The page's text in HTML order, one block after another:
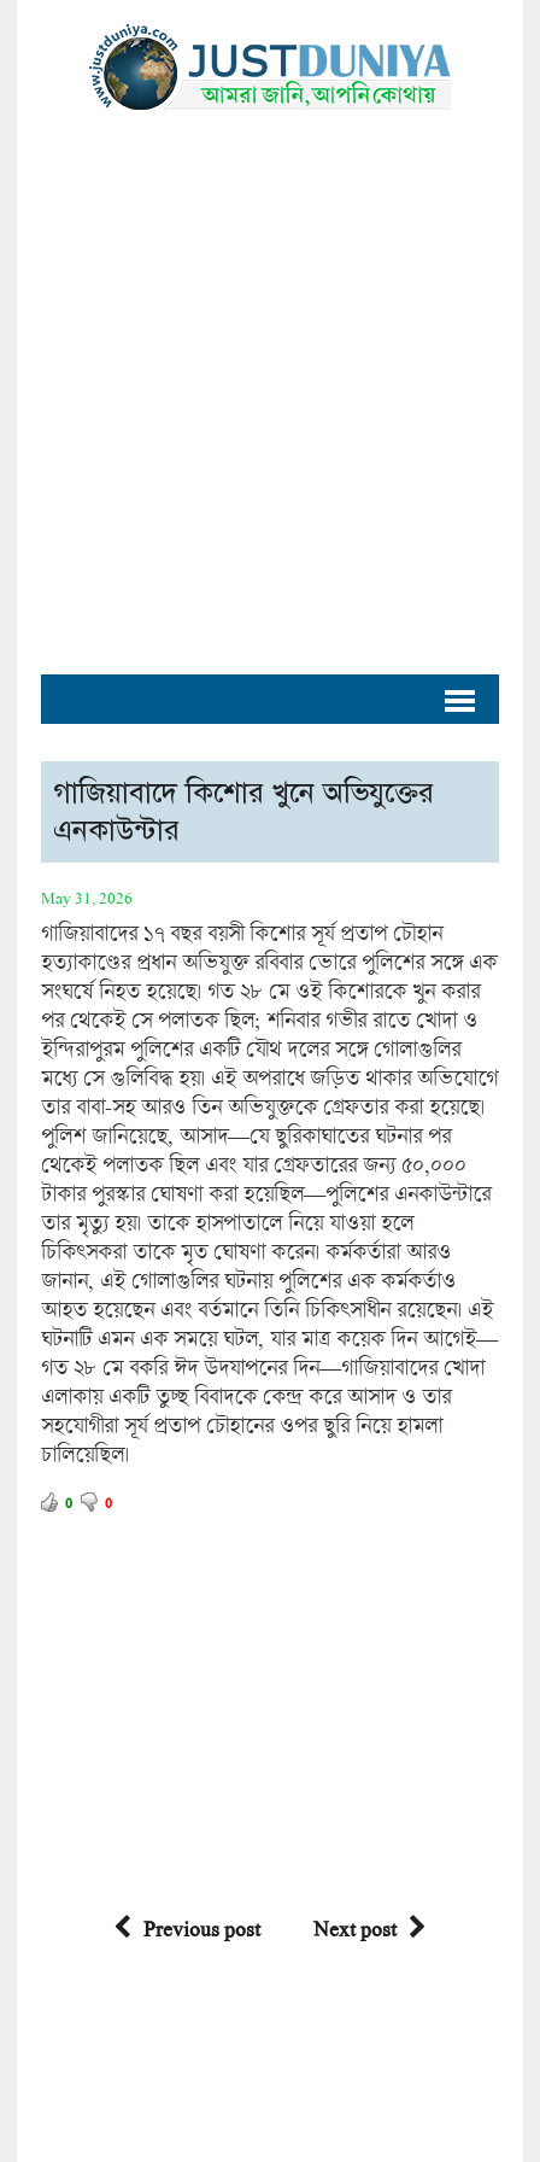
গাজিয়াবাদে কিশোর খুনে অভিযুক্তের
এনকাউন্টার
May 31, 2026
গাজিয়াবাদের ১৭ বছর বয়সী কিশোর সূর্য প্রতাপ চৌহান
হত্যাকাণ্ডের প্রধান অভিযুক্ত রবিবার ভোরে পুলিশের সঙ্গে এক
সংঘর্ষে নিহত হয়েছে। গত ২৮ মে ওই কিশোরকে খুন করার
পর থেকেই সে পলাতক ছিল; শনিবার গভীর রাতে খোদা ও
ইন্দিরাপুরম পুলিশের একটি যৌথ দলের সঙ্গে গোলাগুলির
মধ্যে সে গুলিবিদ্ধ হয়। এই অপরাধে জড়িত থাকার অভিযোগে
তার বাবা-সহ আরও তিন অভিযুক্তকে গ্রেফতার করা হয়েছে।
পুলিশ জানিয়েছে, আসাদ—যে ছুরিকাঘাতের ঘটনার পর
থেকেই পলাতক ছিল এবং যার গ্রেফতারের জন্য ৫০,০০০
টাকার পুরস্কার ঘোষণা করা হয়েছিল—পুলিশের এনকাউন্টারে
তার মৃত্যু হয়। তাকে হাসপাতালে নিয়ে যাওয়া হলে
চিকিৎসকরা তাকে মৃত ঘোষণা করেন। কর্মকর্তারা আরও
জানান, এই গোলাগুলির ঘটনায় পুলিশের এক কর্মকর্তাও
আহত হয়েছেন এবং বর্তমানে তিনি চিকিৎসাধীন রয়েছেন। এই
ঘটনাটি এমন এক সময়ে ঘটল, যার মাত্র কয়েক দিন আগেই—
গত ২৮ মে বকরি ঈদ উদযাপনের দিন—গাজিয়াবাদের খোদা
এলাকায় একটি তুচ্ছ বিবাদকে কেন্দ্র করে আসাদ ও তার
সহযোগীরা সূর্য প্রতাপ চৌহানের ওপর ছুরি নিয়ে হামলা
চালিয়েছিল।
0 0
Previous post Next post